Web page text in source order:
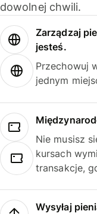
dowolnej chwili.
Zarządzaj
jesteś.
Przechowuj
jednym
Nie musisz
kursach
transakcje,
Wysyłaj